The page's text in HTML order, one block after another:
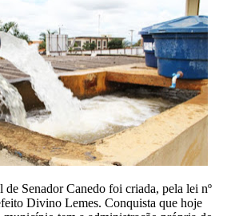
Senador Canedo foi criada, pela lei nº
Divino Lemes. Conquista que hoje